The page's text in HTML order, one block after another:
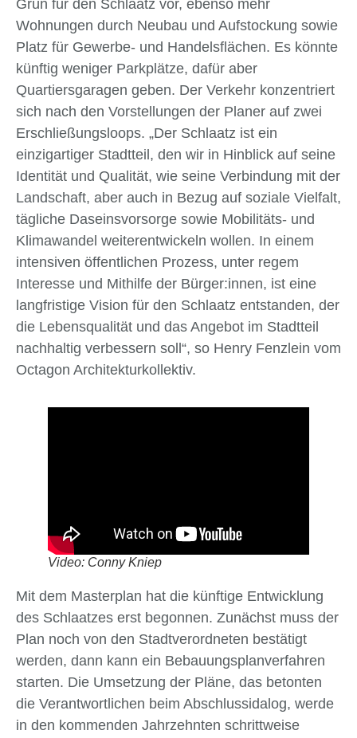
Grün für den Schlaatz vor, ebenso mehr
Wohnungen durch Neubau und Aufstockung sowie
Platz für Gewerbe- und Handelsflächen. Es könnte
künftig weniger Parkplätze, dafür aber
Quartiersgaragen geben. Der Verkehr konzentriert
sich nach den Vorstellungen der Planer auf zwei
Erschließungsloops. „Der Schlaatz ist ein
einzigartiger Stadtteil, den wir in Hinblick auf seine
Identität und Qualität, wie seine Verbindung mit der
Landschaft, aber auch in Bezug auf soziale Vielfalt,
tägliche Daseinsvorsorge sowie Mobilitäts- und
Klimawandel weiterentwickeln wollen. In einem
intensiven öffentlichen Prozess, unter regem
Interesse und Mithilfe der Bürger:innen, ist eine
langfristige Vision für den Schlaatz entstanden, der
die Lebensqualität und das Angebot im Stadtteil
nachhaltig verbessern soll“, so Henry Fenzlein vom
Octagon Architekturkollektiv.
Video: Conny Kniep
Mit dem Masterplan hat die künftige Entwicklung
des Schlaatzes erst begonnen. Zunächst muss der
Plan noch von den Stadtverordneten bestätigt
werden, dann kann ein Bebauungsplanverfahren
starten. Die Umsetzung der Pläne, das betonten
die Verantwortlichen beim Abschlussidalog, werde
in den kommenden Jahrzehnten schrittweise